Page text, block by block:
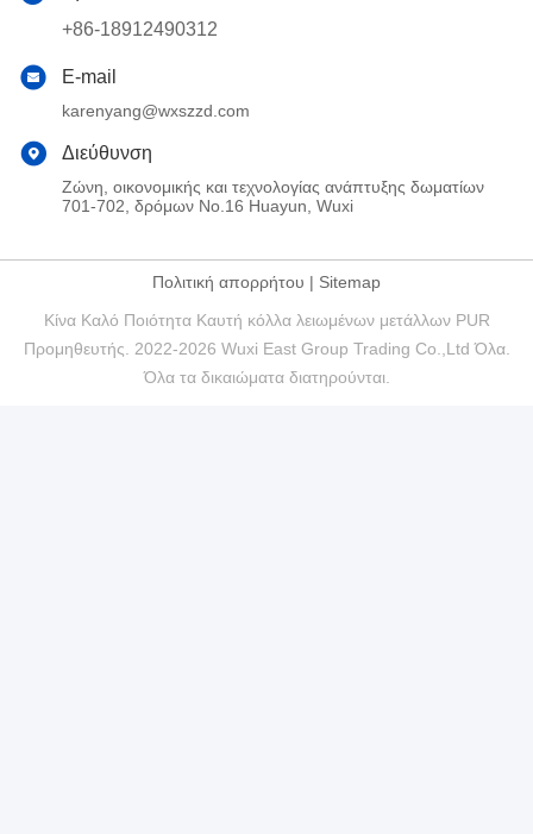
+86-18912490312
E-mail
karenyang@wxszzd.com
Διεύθυνση
Ζώνη, οικονομικής και τεχνολογίας ανάπτυξης δωματίων
701-702, δρόμων No.16 Huayun, Wuxi
Πολιτική απορρήτου | Sitemap
Κίνα Καλό Ποιότητα Καυτή κόλλα λειωμένων μετάλλων PUR
Προμηθευτής. 2022-2026 Wuxi East Group Trading Co.,Ltd Όλα.
Όλα τα δικαιώματα διατηρούνται.